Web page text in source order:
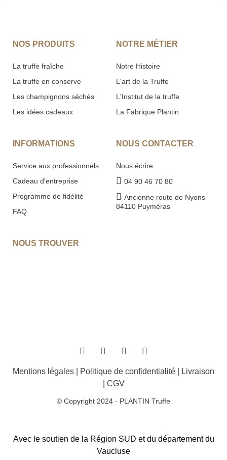
NOS PRODUITS
La truffe fraîche
La truffe en conserve
Les champignons séchés
Les idées cadeaux
NOTRE MÉTIER
Notre Histoire
L'art de la Truffe
L'Institut de la truffe
La Fabrique Plantin
INFORMATIONS
Service aux professionnels
Cadeau d'entreprise
Programme de fidélité
FAQ
NOUS CONTACTER
Nous écrire
04 90 46 70 80
Ancienne route de Nyons
84110 Puyméras
NOUS TROUVER
© Copyright 2024 - PLANTIN Truffe
Mentions légales Politique de confidentialité
Livraison
CGV
Avec le soutien de la Région SUD et du département du
Vaucluse